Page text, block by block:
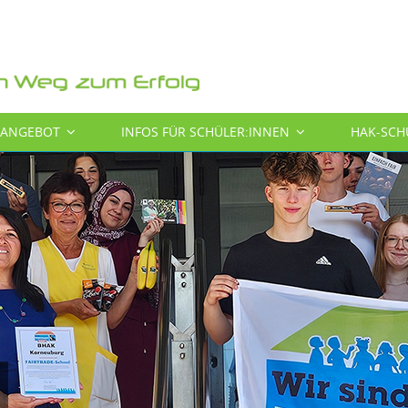
INFOS FÜR SCHÜLER:INNEN HAK-